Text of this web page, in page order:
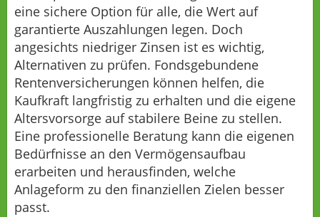
eine sichere Option für alle, die Wert auf
garantierte Auszahlungen legen. Doch
angesichts niedriger Zinsen ist es wichtig,
Alternativen zu prüfen. Fondsgebundene
Rentenversicherungen können helfen, die
Kaufkraft langfristig zu erhalten und die eigene
Altersvorsorge auf stabilere Beine zu stellen.
Eine professionelle Beratung kann die eigenen
Bedürfnisse an den Vermögensaufbau
erarbeiten und herausfinden, welche
Anlageform zu den finanziellen Zielen besser
passt.